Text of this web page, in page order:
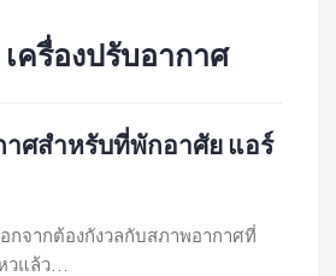
เครื่องปรับอากาศ
าศสำหรับที่พักอาศัย แอร์
กจากต้องกังวลกับสภาพอากาศที่
แล้ว...